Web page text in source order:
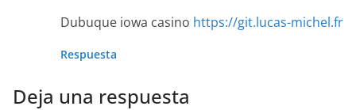
Dubuque iowa casino https://git.lucas-michel.fr
Respuesta
Deja una respuesta